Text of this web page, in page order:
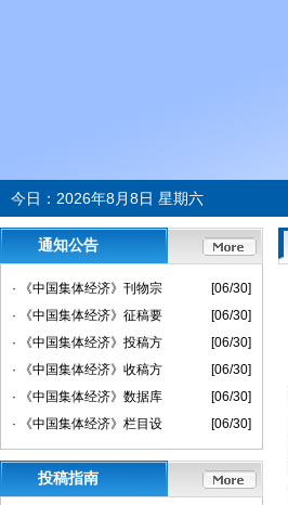
今日： 2026年8月8日 星期六
通知公告
· 《中国集体经济》刊物宗
[06/30]
· 《中国集体经济》征稿要
[06/30]
· 《中国集体经济》投稿方
[06/30]
· 《中国集体经济》收稿方
[06/30]
· 《中国集体经济》数据库
[06/30]
· 《中国集体经济》栏目设
[06/30]
投稿指南